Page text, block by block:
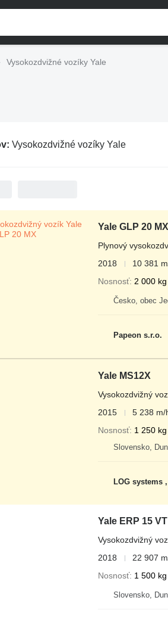
Vysokozdvižné vozíky Yale
Vysokozdvižné vozíky Yale
Yale GLP 20 MX
Plynový
2018
10 381
Nosnosť 2 000 kg
Česko, obec
Papeon s.r.o.
Yale MS12X
Vysokozdvižný
2015
5 238 m/
Nosnosť 1 250 kg
Slovensko,
LOG systems
Yale ERP 15 VT
Vysokozdvižný
2018
22 907
Nosnosť 1 500 kg
Slovensko,